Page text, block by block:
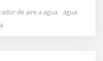
del aire en agua
El p...
de aire a agua
agua